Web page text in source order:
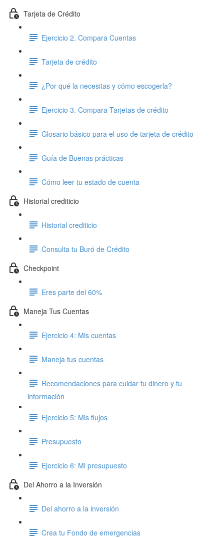
Tarjeta de Crédito
Ejercicio 2. Compara Cuentas
Tarjeta de crédito
¿Por qué la necesitas y cómo escogerla?
Ejercicio 3. Compara Tarjetas de crédito
Glosario básico para el uso de tarjeta de crédito
Guía de Buenas prácticas
Cómo leer tu estado de cuenta
Historial crediticio
Historial crediticio
Consulta tu Buró de Crédito
Checkpoint
Eres parte del 60%
Maneja Tus Cuentas
Ejercicio 4: Mis cuentas
Maneja tus cuentas
Recomendaciones para cuidar tu dinero y tu
información
Ejercicio 5: Mis flujos
Presupuesto
Ejercicio 6: Mi presupuesto
Del Ahorro a la Inversión
Del ahorro a la inversión
Crea tu Fondo de emergencias